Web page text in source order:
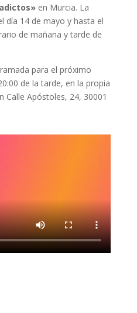
»en Murcia. La
día 14 de mayo y hasta el
de mañana y tarde de
para el próximo
de la tarde, en la propia
Calle Apóstoles, 24, 30001